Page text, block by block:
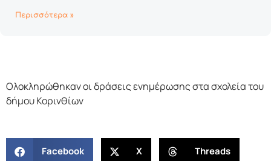
Περισσότερα »
Ολοκληρώθηκαν οι δράσεις ενημέρωσης στα σχολεία του
δήμου Κορινθίων
Facebook X Threads